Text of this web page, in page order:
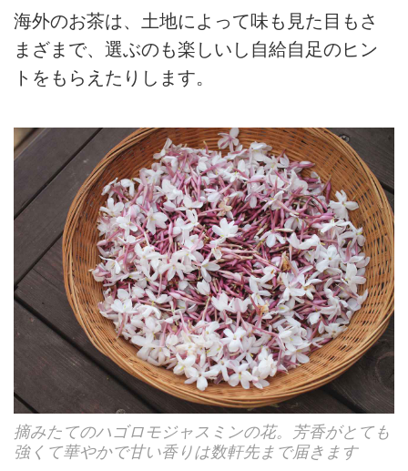
海外のお茶は、土地によって味も見た目もさ
まざまで、選ぶのも楽しいし自給自足のヒン
トをもらえたりします。
摘みたてのハゴロモジャスミンの花。芳香がとても
強くて華やかで甘い香りは数軒先まで届きます